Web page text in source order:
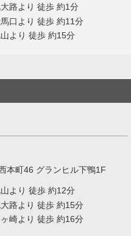
路より 徒歩 約1分
口より 徒歩 約11分
より 徒歩 約15分
本町46 グランヒル下鴨1F
より 徒歩 約12分
路より 徒歩 約15分
崎より 徒歩 約16分